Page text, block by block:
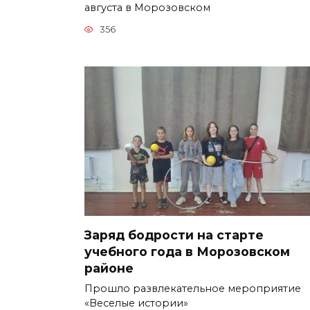
августа в Морозовском
356
Заряд бодрости на старте
учебного года в Морозовском
районе
Прошло развлекательное мероприятие
«Веселые истории»